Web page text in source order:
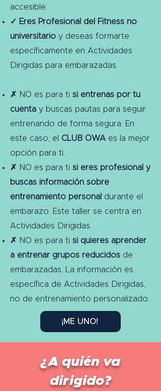
accesible.
✓ Eres Profesional del Fitness no
universitario y deseas formarte
específicamente en Actividades
Dirigidas para embarazadas.
✗ NO es para ti si entrenas por tu
cuenta y buscas pautas para seguir
entrenando de forma segura. En
este caso, el CLUB OWA es la mejor
opción para ti.
✗ NO es para ti si eres profesional y
buscas información sobre
entrenamiento personal durante el
embarazo. Este taller se centra en
Actividades Dirigidas.
✗ NO es para ti si quieres aprender
a entrenar grupos reducidos de
embarazadas. La información es
específica de Actividades Dirigidas,
no de entrenamiento personalizado.
¡ME UNO!
¿A quién va
dirigido?